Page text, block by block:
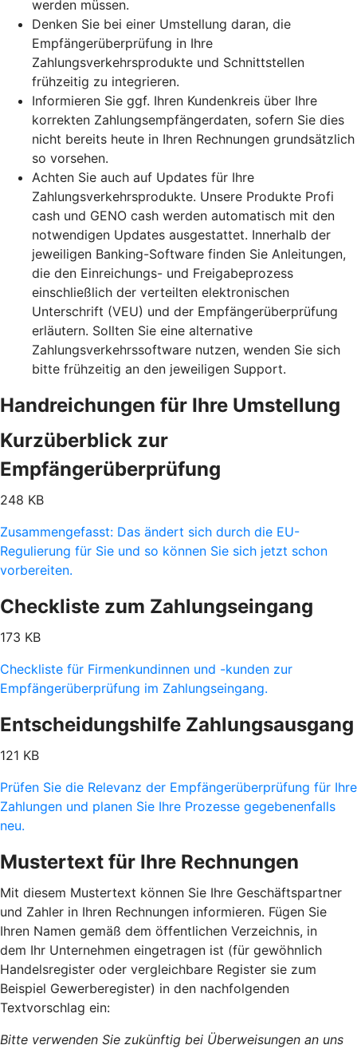
werden müssen.
Denken Sie bei einer Umstellung daran, die
Empfängerüberprüfung in Ihre
Zahlungsverkehrsprodukte und Schnittstellen
frühzeitig zu integrieren.
Informieren Sie ggf. Ihren Kundenkreis über Ihre
korrekten Zahlungsempfängerdaten, sofern Sie dies
nicht bereits heute in Ihren Rechnungen grundsätzlich
so vorsehen.
Achten Sie auch auf Updates für Ihre
Zahlungsverkehrsprodukte. Unsere Produkte Profi
cash und GENO cash werden automatisch mit den
notwendigen Updates ausgestattet. Innerhalb der
jeweiligen Banking-Software finden Sie Anleitungen,
die den Einreichungs- und Freigabeprozess
einschließlich der verteilten elektronischen
Unterschrift (VEU) und der Empfängerüberprüfung
erläutern. Sollten Sie eine alternative
Zahlungsverkehrssoftware nutzen, wenden Sie sich
bitte frühzeitig an den jeweiligen Support.
Handreichungen für Ihre Umstellung
Kurzüberblick zur
Empfängerüberprüfung
248 KB
Zusammengefasst: Das ändert sich durch die EU-
Regulierung für Sie und so können Sie sich jetzt schon
vorbereiten.
Checkliste zum Zahlungseingang
173 KB
Checkliste für Firmenkundinnen und -kunden zur
Empfängerüberprüfung im Zahlungseingang.
Entscheidungshilfe Zahlungsausgang
121 KB
Prüfen Sie die Relevanz der Empfängerüberprüfung für Ihre
Zahlungen und planen Sie Ihre Prozesse gegebenenfalls
neu.
Mustertext für Ihre Rechnungen
Mit diesem Mustertext können Sie Ihre Geschäftspartner
und Zahler in Ihren Rechnungen informieren. Fügen Sie
Ihren Namen gemäß dem öffentlichen Verzeichnis, in
dem Ihr Unternehmen eingetragen ist (für gewöhnlich
Handelsregister oder vergleichbare Register sie zum
Beispiel Gewerberegister) in den nachfolgenden
Textvorschlag ein:
Bitte verwenden Sie zukünftig bei Überweisungen an uns